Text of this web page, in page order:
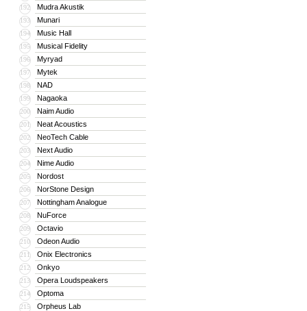
192 Mudra Akustik
193 Munari
194 Music Hall
195 Musical Fidelity
196 Myryad
197 Mytek
198 NAD
199 Nagaoka
200 Naim Audio
201 Neat Acoustics
202 NeoTech Cable
203 Next Audio
204 Nime Audio
205 Nordost
206 NorStone Design
207 Nottingham Analogue
208 NuForce
209 Octavio
210 Odeon Audio
211 Onix Electronics
212 Onkyo
213 Opera Loudspeakers
214 Optoma
215 Orpheus Lab